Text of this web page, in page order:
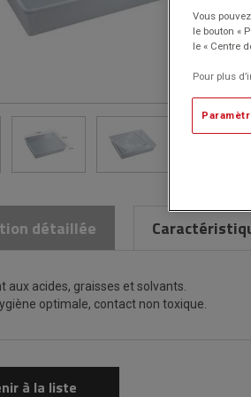
détaillée
aux acides, graisses et solvants.
optimale, contact non toxique.
à la liste
Vous
le bouton «
le « Centre
Pour plus